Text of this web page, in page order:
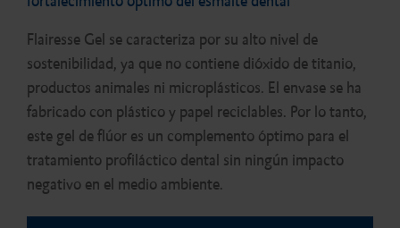
Flairesse Gel se caracteriza por su alto nivel de
sostenibilidad, ya que no contiene dióxido de titanio,
productos animales ni microplásticos. El envase se ha
fabricado con plástico y papel reciclables. Por lo tanto,
este gel de flúor es un complemento óptimo para el
tratamiento profiláctico dental sin ningún impacto
negativo en el medio ambiente.